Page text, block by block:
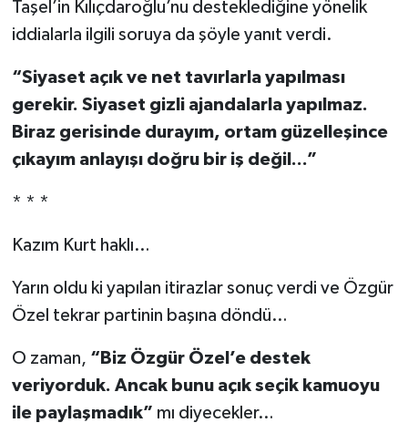
Taşel’in Kılıçdaroğlu’nu desteklediğine yönelik
iddialarla ilgili soruya da şöyle yanıt verdi.
“Siyaset açık ve net tavırlarla yapılması
gerekir. Siyaset gizli ajandalarla yapılmaz.
Biraz gerisinde durayım, ortam güzelleşince
çıkayım anlayışı doğru bir iş değil...”
* * *
Kazım Kurt haklı…
Yarın oldu ki yapılan itirazlar sonuç verdi ve Özgür
Özel tekrar partinin başına döndü…
O zaman, “Biz Özgür Özel’e destek
veriyorduk. Ancak bunu açık seçik kamuoyu
ile paylaşmadık” mı diyecekler…